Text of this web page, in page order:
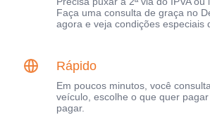
Faça uma consulta de graça no
agora e veja condições especiais
Rápido
Em poucos minutos, você
veículo, escolhe o que quer
pagar.